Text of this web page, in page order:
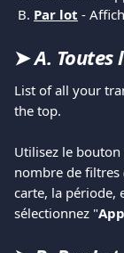
Β. Par lot -
➤ A. Toutes
List of all your
the top.
Utilisez le
nombre de filtres
carte, la période,
sélectionnez "